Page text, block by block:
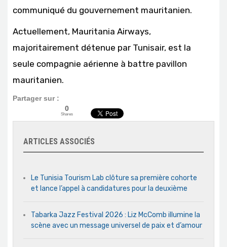
communiqué du gouvernement mauritanien.
Actuellement, Mauritania Airways,
majoritairement détenue par Tunisair, est la
seule compagnie aérienne à battre pavillon
mauritanien.
Partager sur :
0
Shares
ARTICLES ASSOCIÉS
Le Tunisia Tourism Lab clôture sa première cohorte
et lance l’appel à candidatures pour la deuxième
Tabarka Jazz Festival 2026 : Liz McComb illumine la
scène avec un message universel de paix et d’amour